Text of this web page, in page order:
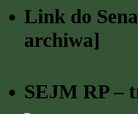
Link do
archiwa]
SEJM RP –